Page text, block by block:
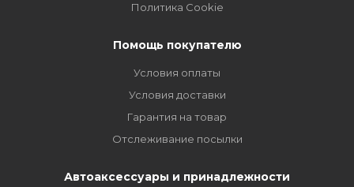
Политика Cookie
Помощь покупателю
Условия оплаты
Условия доставки
Гарантия на товар
Отслеживание посылки
Автоаксессуары и принадлежности